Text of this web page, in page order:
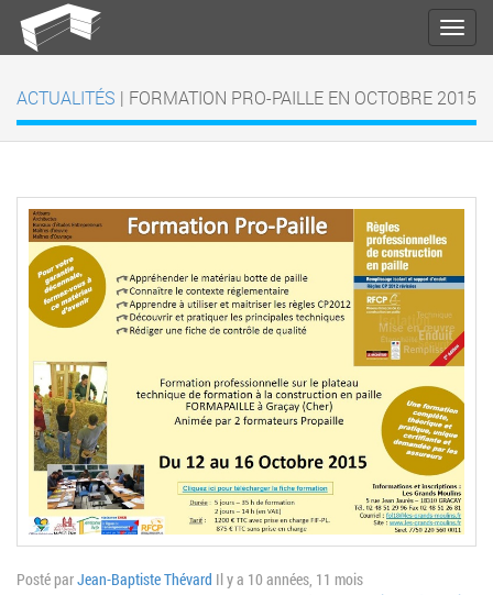
ACTUALITÉS | FORMATION PRO-PAILLE EN OCTOBRE 2015
Posté parJean-Baptiste Thévard Il y a 10 années, 11 mois